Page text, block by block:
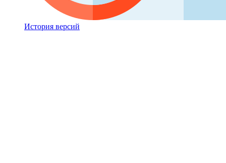
История версий